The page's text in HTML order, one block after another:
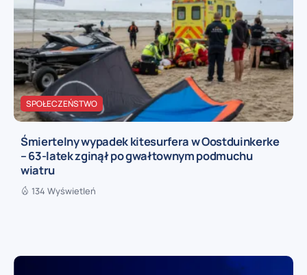
SPOŁECZEŃSTWO
Śmiertelny wypadek kitesurfera w Oostduinkerke
– 63-latek zginął po gwałtownym podmuchu
wiatru
134 Wyświetleń